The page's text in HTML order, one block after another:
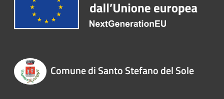
Comune di Santo Stefano del Sole